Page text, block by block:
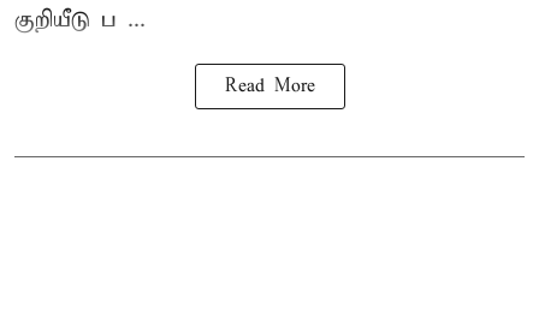
குறியீடு ப ...
Read More